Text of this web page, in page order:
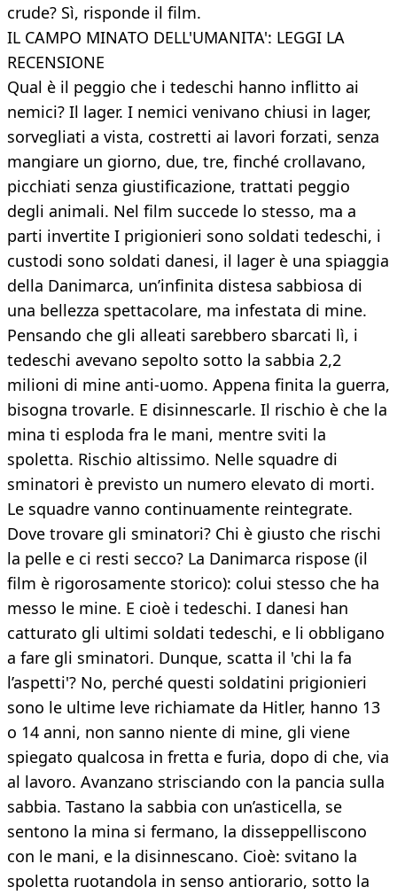
crude? Sì, risponde il film.
IL CAMPO MINATO DELL'UMANITA': LEGGI LA
RECENSIONE
Qual è il peggio che i tedeschi hanno inflitto ai
nemici? Il lager. I nemici venivano chiusi in lager,
sorvegliati a vista, costretti ai lavori forzati, senza
mangiare un giorno, due, tre, finché crollavano,
picchiati senza giustificazione, trattati peggio
degli animali. Nel film succede lo stesso, ma a
parti invertite I prigionieri sono soldati tedeschi, i
custodi sono soldati danesi, il lager è una spiaggia
della Danimarca, un’infinita distesa sabbiosa di
una bellezza spettacolare, ma infestata di mine.
Pensando che gli alleati sarebbero sbarcati lì, i
tedeschi avevano sepolto sotto la sabbia 2,2
milioni di mine anti-uomo. Appena finita la guerra,
bisogna trovarle. E disinnescarle. Il rischio è che la
mina ti esploda fra le mani, mentre sviti la
spoletta. Rischio altissimo. Nelle squadre di
sminatori è previsto un numero elevato di morti.
Le squadre vanno continuamente reintegrate.
Dove trovare gli sminatori? Chi è giusto che rischi
la pelle e ci resti secco? La Danimarca rispose (il
film è rigorosamente storico): colui stesso che ha
messo le mine. E cioè i tedeschi. I danesi han
catturato gli ultimi soldati tedeschi, e li obbligano
a fare gli sminatori. Dunque, scatta il 'chi la fa
l’aspetti'? No, perché questi soldatini prigionieri
sono le ultime leve richiamate da Hitler, hanno 13
o 14 anni, non sanno niente di mine, gli viene
spiegato qualcosa in fretta e furia, dopo di che, via
al lavoro. Avanzano strisciando con la pancia sulla
sabbia. Tastano la sabbia con un’asticella, se
sentono la mina si fermano, la disseppelliscono
con le mani, e la disinnescano. Cioè: svitano la
spoletta ruotandola in senso antiorario, sotto la